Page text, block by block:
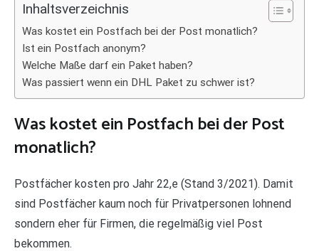
Inhaltsverzeichnis
Was kostet ein Postfach bei der Post monatlich?
Ist ein Postfach anonym?
Welche Maße darf ein Paket haben?
Was passiert wenn ein DHL Paket zu schwer ist?
Was kostet ein Postfach bei der Post
monatlich?
Postfächer kosten pro Jahr 22,e (Stand 3/2021). Damit
sind Postfächer kaum noch für Privatpersonen lohnend
sondern eher für Firmen, die regelmäßig viel Post
bekommen.